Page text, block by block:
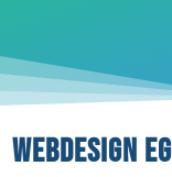
WEBDESIGN